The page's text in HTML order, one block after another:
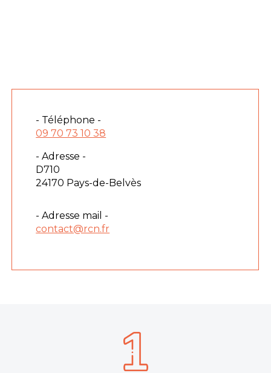
- Téléphone -
09 70 73 10 38
- Adresse -
D710
24170 Pays-de-Belvès
- Adresse mail -
contact@rcn.fr